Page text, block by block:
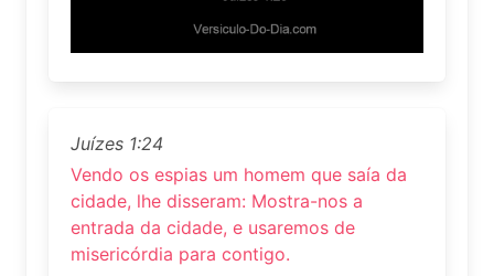
Juízes 1:24
Vendo os espias um homem que saía da
cidade, lhe disseram: Mostra-nos a
entrada da cidade, e usaremos de
misericórdia para contigo.